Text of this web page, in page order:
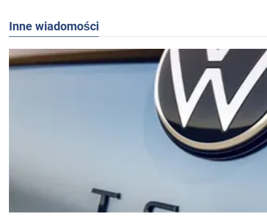
Inne wiadomości